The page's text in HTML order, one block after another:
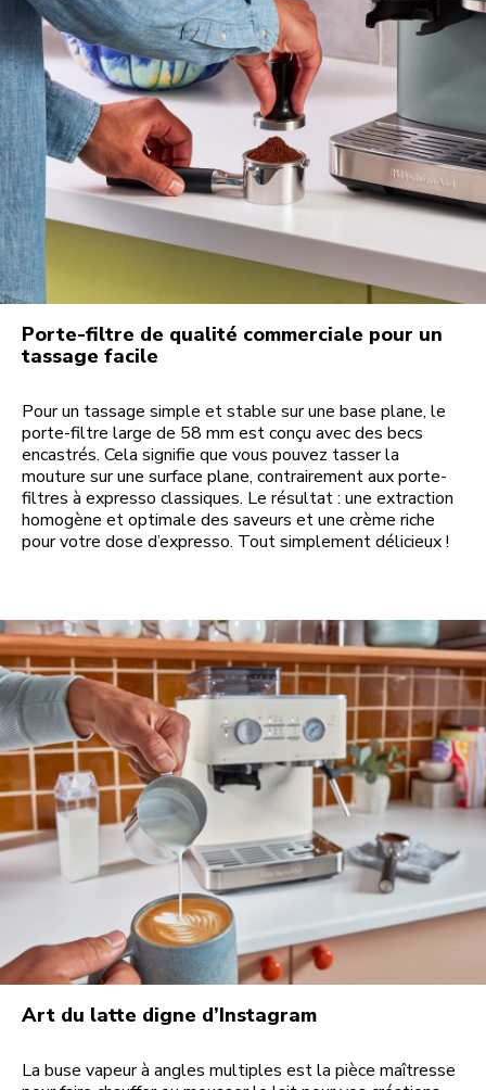
Porte-filtre de qualité commerciale pour un
tassage facile
Pour un tassage simple et stable sur une base plane, le
porte-filtre large de 58 mm est conçu avec des becs
encastrés. Cela signifie que vous pouvez tasser la
mouture sur une surface plane, contrairement aux porte-
filtres à expresso classiques. Le résultat : une extraction
homogène et optimale des saveurs et une crème riche
pour votre dose d’expresso. Tout simplement délicieux !
Art du latte digne d’Instagram
La buse vapeur à angles multiples est la pièce maîtresse